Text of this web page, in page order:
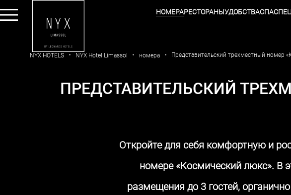
НОМЕРАРЕСТОРАНЫУДОБСТВАСПА
NYX HOTELS NYX Hotel Limassol номера Представительский трехместный номер
ПРЕДСТАВИТЕЛЬСКИЙ
Откройте для себя комфортную и
номере «Космический люкс». В
размещения до 3 гостей,